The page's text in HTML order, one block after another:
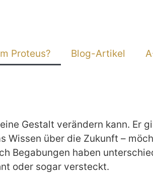
Proteus? Blog-Artikel
Gestalt verändern kann. Er
Wissen über die Zukunft –
Begabungen haben
oder sogar versteckt.